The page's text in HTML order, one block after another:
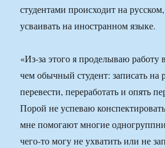
студентами происходит на
усваивать на иностранном языке.
«Из-за этого я проделываю работу
чем обычный студент: записать на
перевести, переработать и опять
Порой не успеваю
мне помогают многие
чего-то могу не ухватить или не